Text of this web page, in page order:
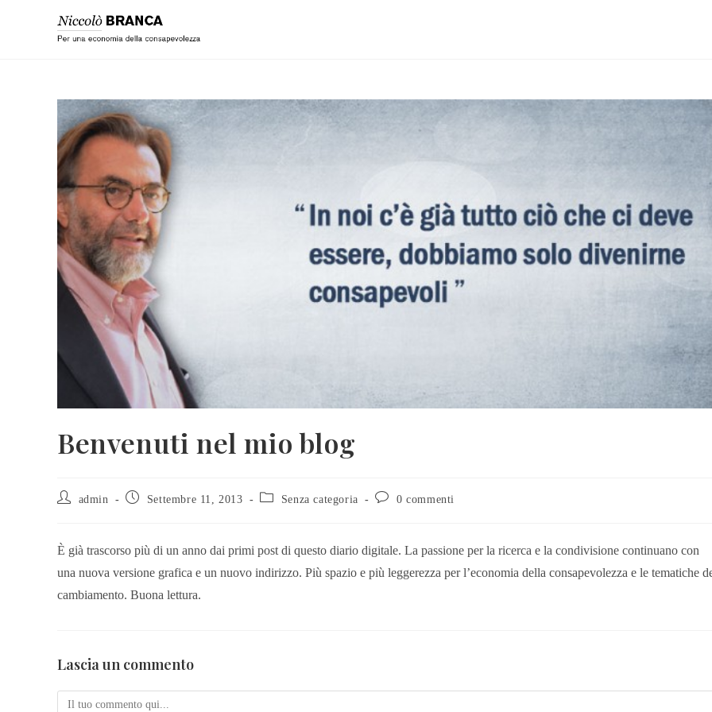
Benvenuti nel mio blog
admin Settembre 11, 2013 Senza categoria 0 commenti
È già trascorso più di un anno dai primi post di questo diario digitale. La passione per la ricerca e la condivisione continuano con
una nuova versione grafica e un nuovo indirizzo. Più spazio e più leggerezza per l’economia della consapevolezza e le tematiche
cambiamento. Buona lettura.
Lascia un commento